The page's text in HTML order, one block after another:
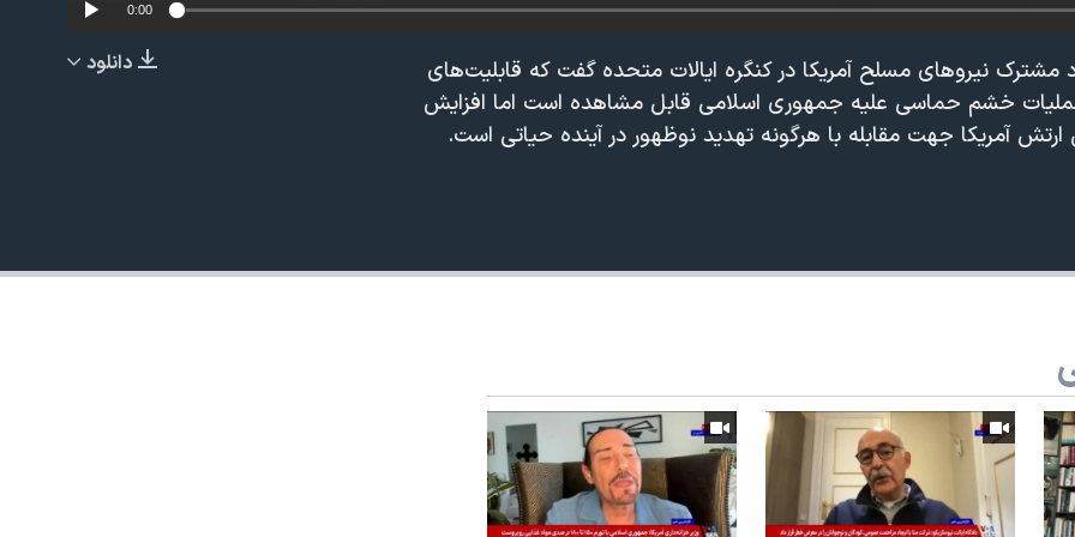
EMBED
720p
1080p
0:00
دانلود
مشترک نیروهای مسلح آمریکا در کنگره ایالات متحده گفت که قابلیت‌های
عملیات خشم حماسی علیه جمهوری اسلامی قابل مشاهده است اما افزایش
آمریکا جهت مقابله با هرگونه تهدید نوظهور در آینده حیاتی است.